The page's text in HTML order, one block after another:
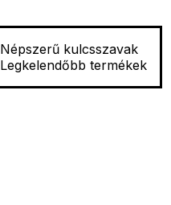
Népszerű kulcsszavak
Legkelendőbb termékek